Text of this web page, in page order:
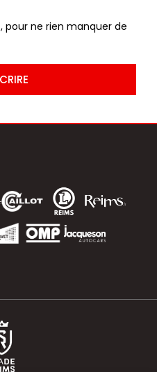
pour ne rien manquer de